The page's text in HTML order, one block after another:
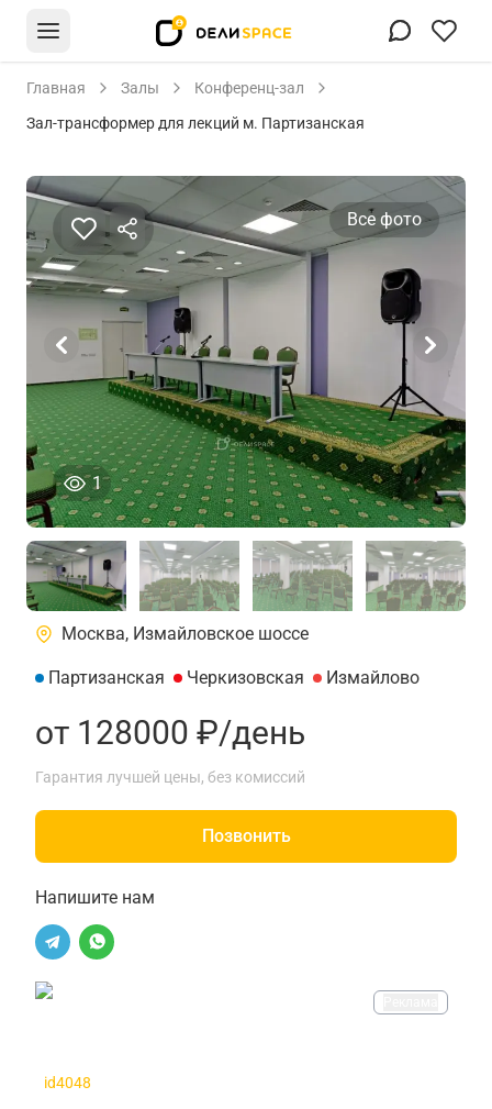
Главная Залы
Конференц-зал
Зал-трансформер для лекций м. Партизанская
1человек просматривали это объявление
Все фото
Москва, Измайловское шоссе
Партизанская Черкизовская Измайлово
от 128000 ₽/день
Гарантия лучшей цены, без комиссий
Позвонить
Напишите нам
id4048